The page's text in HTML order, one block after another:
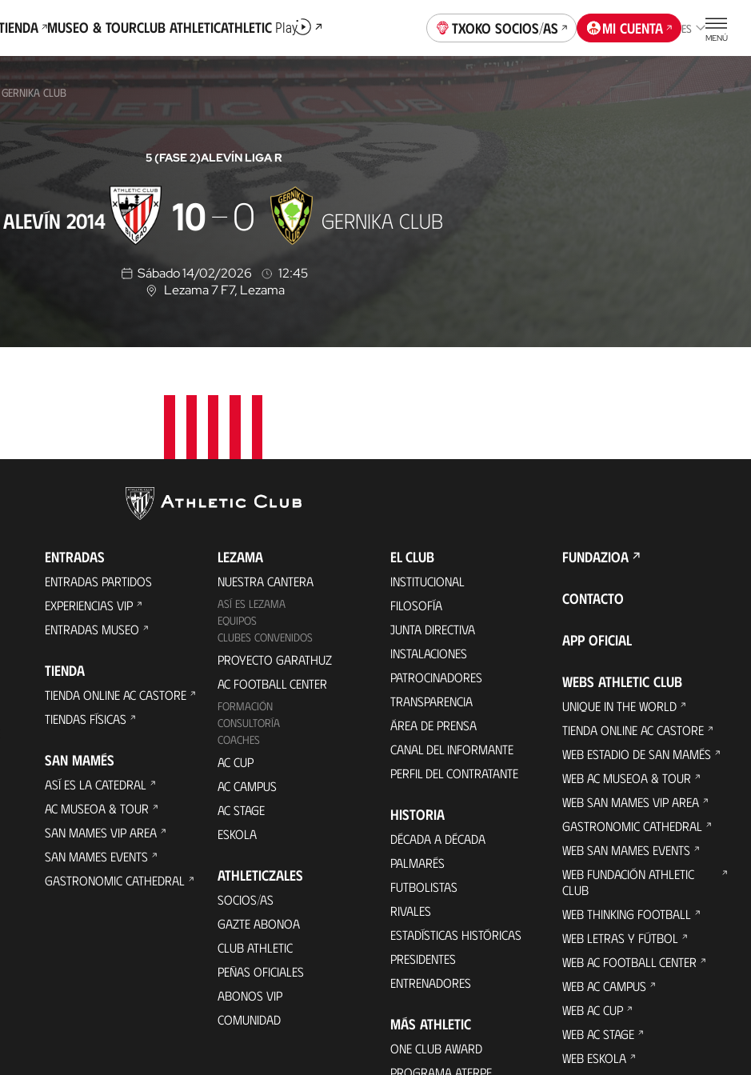
Museo & TourClub AthleticAthletic Play Txoko socios/as Mi cuenta ES
MENÚ
CLUB
5 (FASE 2)ALEVÍN LIGA R
ALEVÍN 2014 10 0 GERNIKA CLUB
Sábado 14/02/2026
12:45
U
c
i
Lezama 7 F7, Lezama
ENTRADAS
ENTRADAS PARTIDOS
EXPERIENCIAS VIP
ENTRADAS MUSEO
TIENDA
TIENDA ONLINE AC CASTORE
TIENDAS FÍSICAS
SAN MAMÉS
ASÍ ES LA CATEDRAL
AC MUSEOA & TOUR
SAN MAMES VIP AREA
SAN MAMES EVENTS
GASTRONOMIC CATHEDRAL
LEZAMA
NUESTRA CANTERA
ASÍ ES LEZAMA
EQUIPOS
CLUBES CONVENIDOS
PROYECTO GARATHUZ
AC FOOTBALL CENTER
FORMACIÓN
CONSULTORÍA
COACHES
AC CUP
AC CAMPUS
AC STAGE
ESKOLA
ATHLETICZALES
SOCIOS/AS
GAZTE ABONOA
CLUB ATHLETIC
PEÑAS OFICIALES
ABONOS VIP
COMUNIDAD
EL CLUB
INSTITUCIONAL
FILOSOFÍA
JUNTA DIRECTIVA
INSTALACIONES
PATROCINADORES
TRANSPARENCIA
ÁREA DE PRENSA
CANAL DEL INFORMANTE
PERFIL DEL CONTRATANTE
HISTORIA
DÉCADA A DÉCADA
PALMARÉS
FUTBOLISTAS
RIVALES
ESTADÍSTICAS HISTÓRICAS
PRESIDENTES
ENTRENADORES
MÁS ATHLETIC
ONE CLUB AWARD
FUNDAZIOA
CONTACTO
APP OFICIAL
WEBS ATHLETIC CLUB
UNIQUE IN THE WORLD
TIENDA ONLINE AC CASTORE
WEB ESTADIO DE SAN MAMÉS
WEB AC MUSEOA & TOUR
WEB SAN MAMES VIP AREA
GASTRONOMIC CATHEDRAL
WEB SAN MAMES EVENTS
WEB FUNDACIÓN ATHLETIC
CLUB
WEB THINKING FOOTBALL
WEB LETRAS Y FÚTBOL
WEB AC FOOTBALL CENTER
WEB AC CAMPUS
WEB AC CUP
WEB AC STAGE
WEB ESKOLA